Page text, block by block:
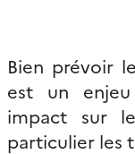
Bien prévoir
est un
impact sur
particulier les